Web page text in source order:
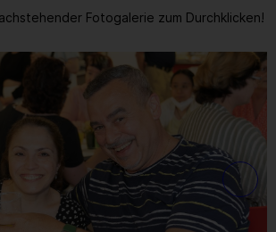
Fotogalerie zum Durchklicken!